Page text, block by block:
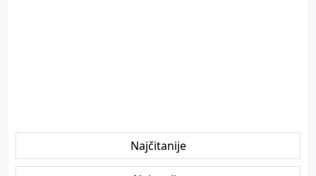
Najčitanije